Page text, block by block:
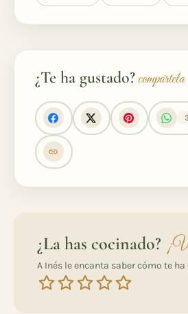
¿Te ha gustado?compártela
¿La has cocinado?
A Inés le encanta saber cómo te ha